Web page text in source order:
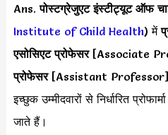
Ans.पोस्टग्रेजुएट इंस्टीट्यूट ऑफ
Institute of Child Health) में
एसोसिएट प्रोफेसर[Associate
प्रोफेसर [Assistant
इच्छुक उम्मीदवारों से निर्धारित
जाते हैं।